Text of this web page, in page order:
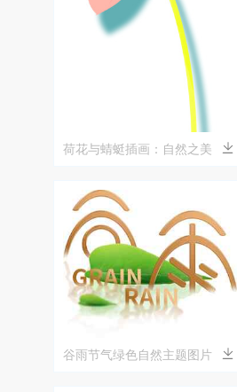
荷花与蜻蜓插画：自然之美
谷雨节气绿色自然主题图片